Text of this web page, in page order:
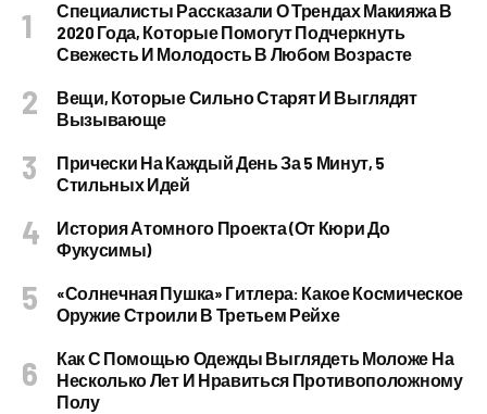
Специалисты Рассказали О Трендах Макияжа В
2020 Года, Которые Помогут Подчеркнуть
Свежесть И Молодость В Любом Возрасте
Вещи, Которые Сильно Старят И Выглядят
Вызывающе
Прически На Каждый День За 5 Минут, 5
Стильных Идей
История Атомного Проекта (от Кюри До
Фукусимы)
«Солнечная Пушка» Гитлера: Какое Космическое
Оружие Строили В Третьем Рейхе
Как С Помощью Одежды Выглядеть Моложе На
Несколько Лет И Нравиться Противоположному
Полу